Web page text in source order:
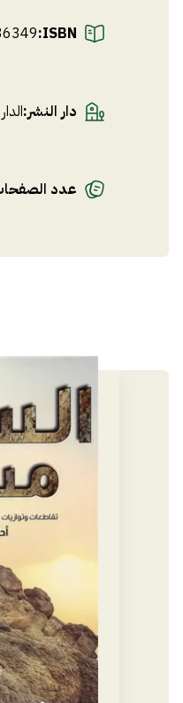
ISBN:
دار النشر:
عدد